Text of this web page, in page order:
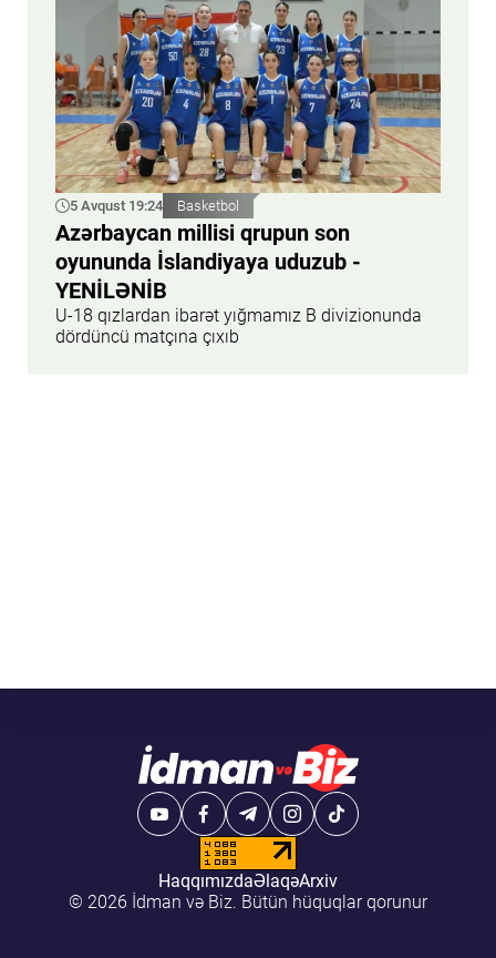
5 Avqust 19:24 Basketbol
Azərbaycan millisi qrupun son
oyununda İslandiyaya uduzub -
YENİLƏNİB
U-18 qızlardan ibarət yığmamız B divizionunda
dördüncü matçına çıxıb
HaqqımızdaƏlaqəArxiv
© 2026 İdman və Biz. Bütün hüquqlar qorunur